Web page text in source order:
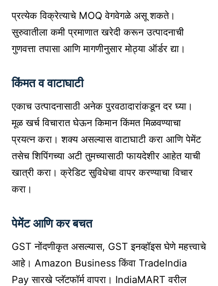
प्रत्येक विक्रेत्याचे MOQ वेगवेगळे असू शकते।
सुरुवातीला कमी प्रमाणात खरेदी करून उत्पादनाची
गुणवत्ता तपासा आणि मागणीनुसार मोठ्या ऑर्डर द्या।
किंमत व वाटाघाटी
एकाच उत्पादनासाठी अनेक पुरवठादारांकडून दर घ्या।
मूळ खर्च विचारात घेऊन किमान किंमत मिळवण्याचा
प्रयत्न करा। शक्य असल्यास वाटाघाटी करा आणि पेमेंट
तसेच शिपिंगच्या अटी तुमच्यासाठी फायदेशीर आहेत याची
खात्री करा। क्रेडिट सुविधेचा वापर करण्याचा विचार
करा।
पेमेंट आणि कर बचत
GST नोंदणीकृत असल्यास, GST इनव्हॉइस घेणे महत्त्वाचे
आहे। Amazon Business किंवा TradeIndia
Pay सारखे प्लॅटफॉर्म वापरा। IndiaMART वरील